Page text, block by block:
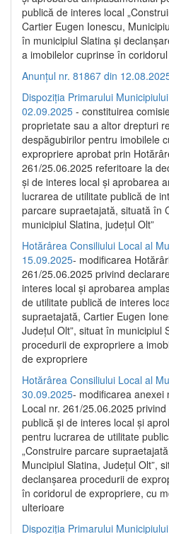
publică de interes local
Cartier Eugen Ionescu,
în municipiul Slatina și
a imobilelor cuprinse în
Anunțul nr. 81867 din
Dispoziția Primarului
02.09.2025 - constituirea
proprietate sau a altor drepturi
despăgubirilor pentru imobilele
expropriere aprobat prin
261/25.06.2025 referitoare la
și de interes local și aprobarea
lucrarea de utilitate publică de
parcare supraetajată, situată în
municipiul Slatina, județul Olt”
Hotărârea Consiliului Local al
15.09.2025- modificarea
261/25.06.2025 privind
interes local și aprobarea
de utilitate publică de interes
supraetajată, Cartier Eugen
Județul Olt”, situat în municipiul
procedurii de expropriere a
de expropriere
Hotărârea Consiliului Local al
30.09.2025- modificarea anexei
Local nr. 261/25.06.2025
publică şi de interes local şi
pentru lucrarea de utilitate
„Construire parcare
Muncipiul Slatina, Judeţul Olt”,
declanşarea procedurii de
în coridorul de expropriere, cu
ulterioare
Dispoziția Primarului